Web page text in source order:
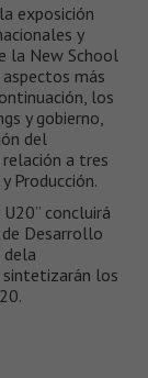
exposición
y
la New School
más
los
y gobierno,
del
a tres
Producción.
concluirá
Desarrollo
dela
sintetizarán los